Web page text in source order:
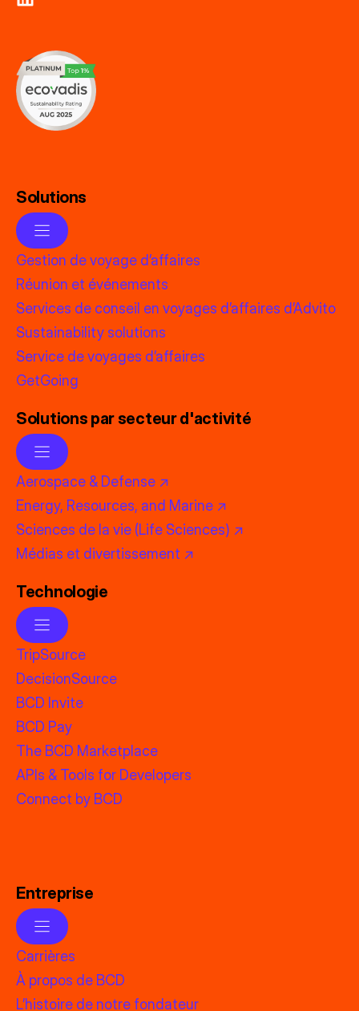
Solutions
Gestion de voyage d’affaires
Réunion et événements
Services de conseil en voyages d’affaires d’Advito
Sustainability solutions
Service de voyages d’affaires
GetGoing
Solutions par secteur d'activité
Aerospace & Defense ↗
Energy, Resources, and Marine ↗
Sciences de la vie (Life Sciences) ↗
Médias et divertissement ↗
Technologie
TripSource
DecisionSource
BCD Invite
BCD Pay
The BCD Marketplace
APIs & Tools for Developers
Connect by BCD
Entreprise
Carrières
À propos de BCD
L’histoire de notre fondateur